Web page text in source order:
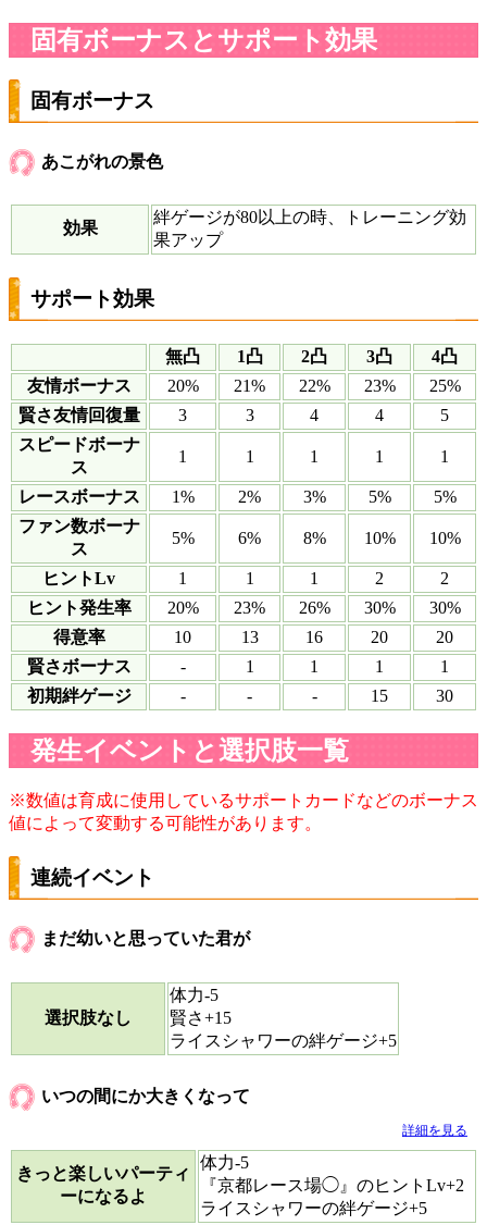
固有ボーナスとサポート効果
固有ボーナス
あこがれの景色
効果
絆ゲージが80以上の時、トレーニング効
果アップ
サポート効果
無凸 1凸 2凸 3凸
4凸
友情ボーナス
20% 21% 22% 23%
25%
賢さ友情回復量
3 3 4 4
5
スピードボーナ
ス
1 1 1 1 1
レースボーナス 1% 2% 3% 5%
5%
ファン数ボーナ
ス
5% 6% 8% 10% 10%
ヒントLv 1 1 1 2
2
ヒント発生率
20% 23% 26% 30%
30%
得意率
10 13 16 20
20
賢さボーナス
- 1 1 1
1
初期絆ゲージ
- - - 15 30
発生イベントと選択肢一覧
※数値は育成に使用しているサポートカードなどのボーナス
値によって変動する可能性があります。
連続イベント
まだ幼いと思っていた君が
選択肢なし
体力-5
賢さ+15
ライスシャワーの絆ゲージ+5
いつの間にか大きくなって
詳細を見る
きっと楽しいパーティ
ーになるよ
体力-5
『京都レース場◯』のヒントLv+2
ライスシャワーの絆ゲージ+5